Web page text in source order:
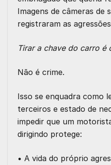
Imagens de câmeras de
registraram as
Tirar a chave do carro é
Não é crime.
Isso se enquadra como
terceiros e estado de
impedir que um
dirigindo protege:
• A vida do próprio